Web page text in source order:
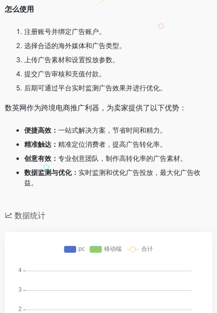
怎么使用
注册账号并绑定广告账户。
选择合适的海外媒体和广告类型。
上传广告素材和设置投放参数。
提交广告审核和充值付款。
后期可通过平台实时监测广告效果并进行优化。
数英网作为跨境电商推广利器，为卖家提供了以下优势：
便捷高效： 一站式解决方案，节省时间和精力。
精准触达： 精准定位消费者，提高广告转化率。
创意有效： 专业创意团队，制作高转化率的广告素材。
数据监测与优化： 实时监测和优化广告投放，最大化广告收
益。
数据统计